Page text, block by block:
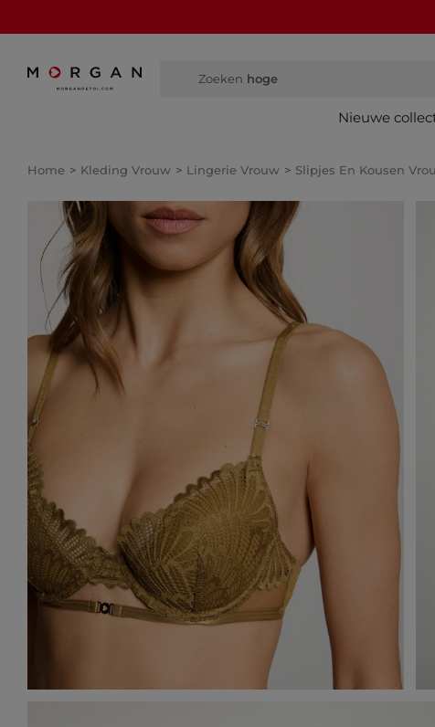
Zoeken hoge laarzen
Nieuwe
Home Kleding Vrouw Lingerie Vrouw Slipjes En Kousen